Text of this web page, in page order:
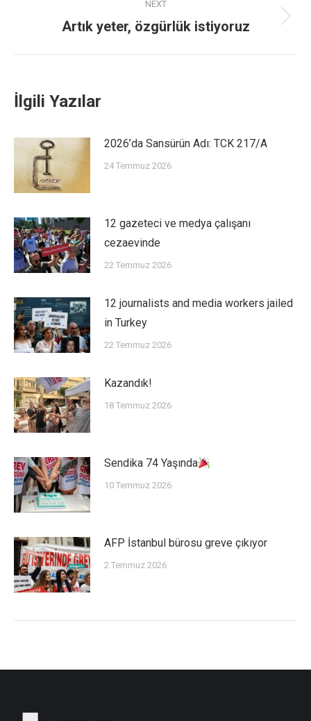
NEXT
Artık yeter, özgürlük istiyoruz
İlgili Yazılar
2026’da Sansürün Adı: TCK 217/A
24 Temmuz 2026
12 gazeteci ve medya çalışanı
cezaevinde
22 Temmuz 2026
12 journalists and media workers jailed
in Turkey
22 Temmuz 2026
Kazandık!
18 Temmuz 2026
Sendika 74 Yaşında
10 Temmuz 2026
AFP İstanbul bürosu greve çıkıyor
2 Temmuz 2026